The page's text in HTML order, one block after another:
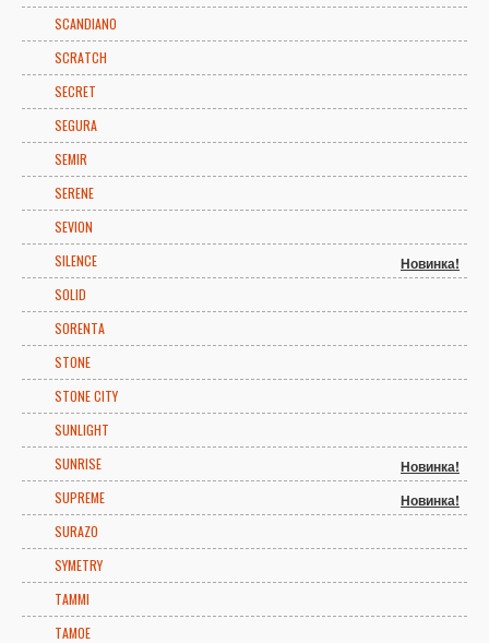
SCANDIANO
SCRATCH
SECRET
SEGURA
SEMIR
SERENE
SEVION
SILENCE
Новинка!
SOLID
SORENTA
STONE
STONE CITY
SUNLIGHT
SUNRISE
Новинка!
SUPREME Новинка!
SURAZO
SYMETRY
TAMMI
TAMOE